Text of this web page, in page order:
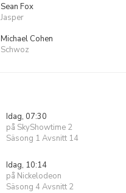
Sean Fox
Jasper
Michael Cohen
Schwoz
Idag, 07:30
på SkyShowtime 2
Säsong 1 Avsnitt 14
Idag, 10:14
på Nickelodeon
Säsong 4 Avsnitt 2